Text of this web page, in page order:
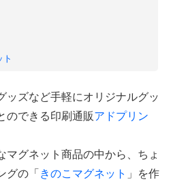
ッズなど手軽にオリジナルグッ
のできる印刷通販アドプリン
マグネット商品の中から、ちょ
グの「 きのこマグネット 」を作